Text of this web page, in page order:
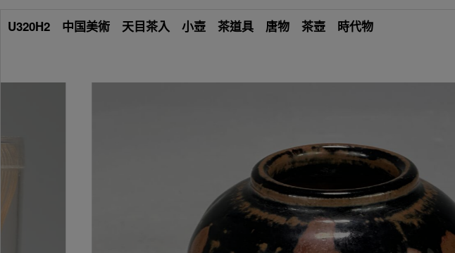
U320H2 中国美術 天目茶入 小壺 茶道具 唐物 茶壺 時代物